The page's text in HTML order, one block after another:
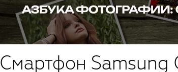
Смартфон Samsung